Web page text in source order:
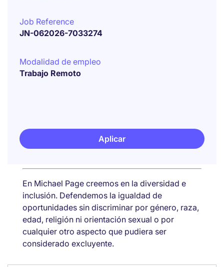
Job Reference
JN-062026-7033274
Modalidad de empleo
Trabajo Remoto
Aplicar
En Michael Page creemos en la diversidad e
inclusión. Defendemos la igualdad de
oportunidades sin discriminar por género, raza,
edad, religión ni orientación sexual o por
cualquier otro aspecto que pudiera ser
considerado excluyente.